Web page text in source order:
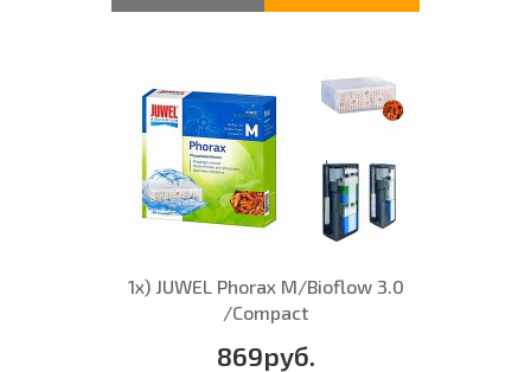
1х) JUWEL Phorax M/Bioflow 3.0
/Compact
869руб.